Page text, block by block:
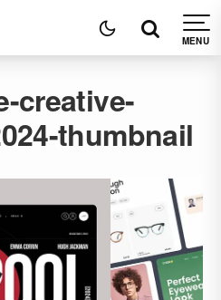
creative-
thumbnail